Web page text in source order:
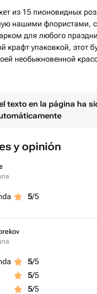
из 15 пионовидных
нашими флористами,
для любого
крафт упаковкой, этот
необыкновенной
Дарите своим
texto en la página ha
y opinión
5/5
5/5
5/5
5/5